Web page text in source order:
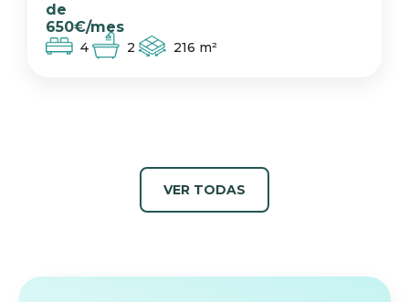
de
650€/mes
4 2 216 m²
VER TODAS